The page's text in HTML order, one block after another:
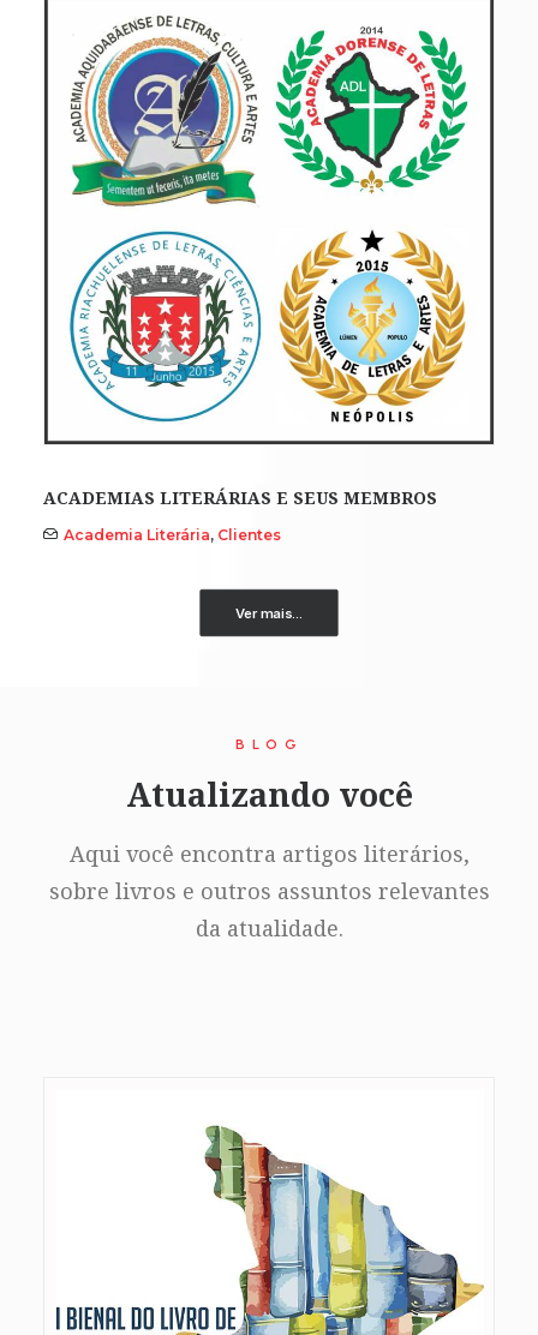
ACADEMIAS LITERÁRIAS E SEUS MEMBROS
Academia Literária, Clientes
Ver mais...
BLOG
Atualizando você
Aqui você encontra artigos literários,
sobre livros e outros assuntos relevantes
da atualidade.